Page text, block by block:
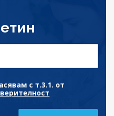
с т.3.1. от